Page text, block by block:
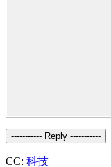
----------- Reply -----------
CC: 科技